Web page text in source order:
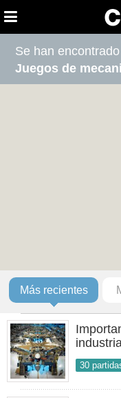
Se han
Juegos de
Más recientes
30